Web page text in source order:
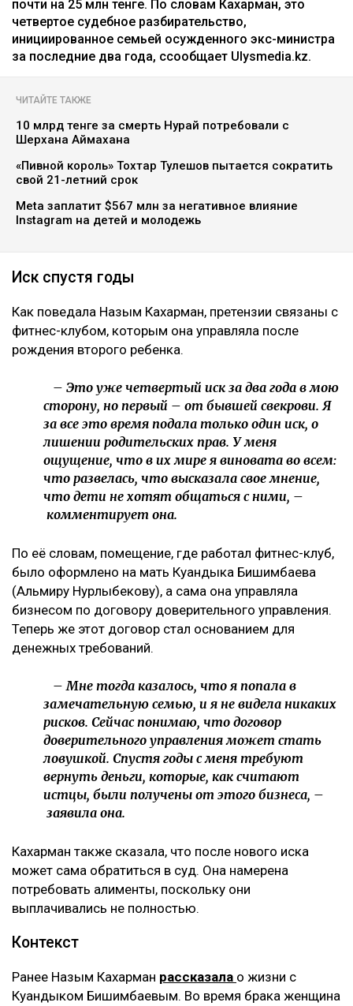
почти на 25 млн тенге. По словам Кахарман, это
четвертое судебное разбирательство,
инициированное семьей осужденного экс-министра
за последние два года, ссообщает Ulysmedia.kz.
ЧИТАЙТЕ ТАКЖЕ
10 млрд тенге за смерть Нурай потребовали с
Шерхана Аймахана
«Пивной король» Тохтар Тулешов пытается сократить
свой 21-летний срок
Meta заплатит $567 млн за негативное влияние
Instagram на детей и молодежь
Иск спустя годы
Как поведала Назым Кахарман, претензии связаны с
фитнес-клубом, которым она управляла после
рождения второго ребенка.
– Это уже четвертый иск за два года в мою
сторону, но первый – от бывшей свекрови. Я
за все это время подала только один иск, о
лишении родительских прав. У меня
ощущение, что в их мире я виновата во всем:
что развелась, что высказала свое мнение,
что дети не хотят общаться с ними, –
комментирует она.
По её словам, помещение, где работал фитнес-клуб,
было оформлено на мать Куандыка Бишимбаева
(Альмиру Нурлыбекову), а сама она управляла
бизнесом по договору доверительного управления.
Теперь же этот договор стал основанием для
денежных требований.
– Мне тогда казалось, что я попала в
замечательную семью, и я не видела никаких
рисков. Сейчас понимаю, что договор
доверительного управления может стать
ловушкой. Спустя годы с меня требуют
вернуть деньги, которые, как считают
истцы, были получены от этого бизнеса, –
заявила она.
Кахарман также сказала, что после нового иска
может сама обратиться в суд. Она намерена
потребовать алименты, поскольку они
выплачивались не полностью.
Контекст
Ранее Назым Кахарман рассказала о жизни с
Куандыком Бишимбаевым. Во время брака женщина